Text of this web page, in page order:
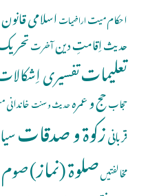
احکام میتاراضیاتاسلامی قانون
حدیثاِقامتِ دینآخرت
تعلیماتتفسیری
حجابحج و عمرہحدیث و سنت
قربانیزکوۃ و صدقات
مخالفتیںصلوة (نماز)